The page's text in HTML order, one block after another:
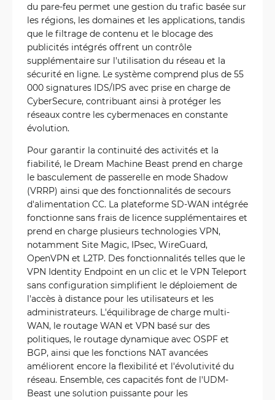
du pare-feu permet une gestion du trafic basée sur
les régions, les domaines et les applications, tandis
que le filtrage de contenu et le blocage des
publicités intégrés offrent un contrôle
supplémentaire sur l'utilisation du réseau et la
sécurité en ligne. Le système comprend plus de 55
000 signatures IDS/IPS avec prise en charge de
CyberSecure, contribuant ainsi à protéger les
réseaux contre les cybermenaces en constante
évolution.
Pour garantir la continuité des activités et la
fiabilité, le Dream Machine Beast prend en charge
le basculement de passerelle en mode Shadow
(VRRP) ainsi que des fonctionnalités de secours
d'alimentation CC. La plateforme SD-WAN intégrée
fonctionne sans frais de licence supplémentaires et
prend en charge plusieurs technologies VPN,
notamment Site Magic, IPsec, WireGuard,
OpenVPN et L2TP. Des fonctionnalités telles que le
VPN Identity Endpoint en un clic et le VPN Teleport
sans configuration simplifient le déploiement de
l'accès à distance pour les utilisateurs et les
administrateurs. L'équilibrage de charge multi-
WAN, le routage WAN et VPN basé sur des
politiques, le routage dynamique avec OSPF et
BGP, ainsi que les fonctions NAT avancées
améliorent encore la flexibilité et l'évolutivité du
réseau. Ensemble, ces capacités font de l'UDM-
Beast une solution puissante pour les